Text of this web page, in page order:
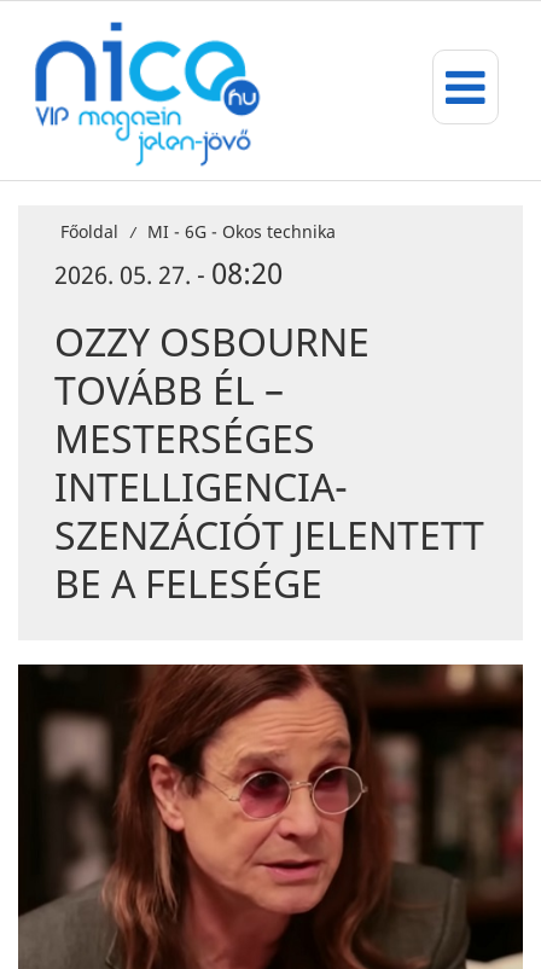
Főoldal / MI - 6G - Okos technika
2026. 05. 27. - 08:20
OZZY OSBOURNE
TOVÁBB ÉL –
MESTERSÉGES
INTELLIGENCIA-
SZENZÁCIÓT JELENTETT
BE A FELESÉGE